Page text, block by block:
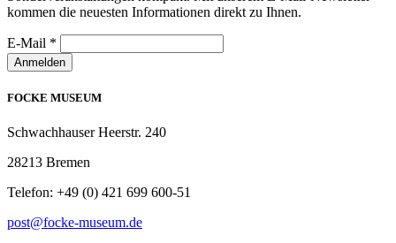
kommen die neuesten Informationen direkt zu Ihnen.
E-Mail *
Anmelden
FOCKE MUSEUM
Schwachhauser Heerstr. 240
28213 Bremen
Telefon: +49 (0) 421 699 600-51
post@focke-museum.de